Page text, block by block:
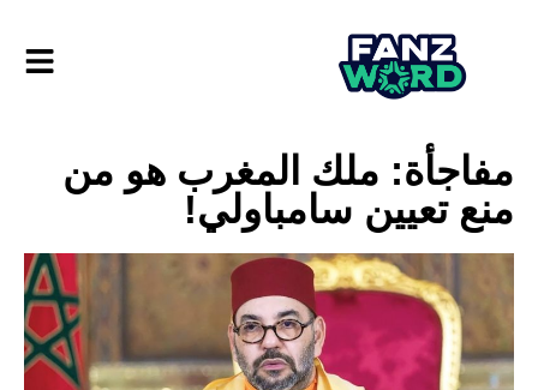
مفاجأة: ملك المغرب هو من
منع تعيين سامباولي!